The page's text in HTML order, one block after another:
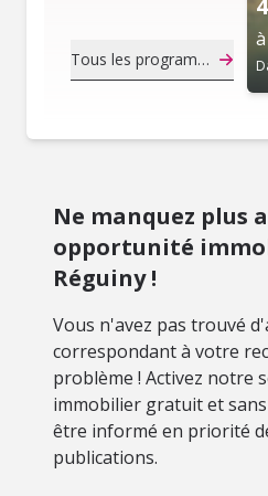
Tous les programmes
à
Ne manquez plus
opportunité
Réguiny !
Vous n'avez pas trouvé
correspondant à votre
problème ! Activez notre
immobilier gratuit et
être informé en priorité
publications.